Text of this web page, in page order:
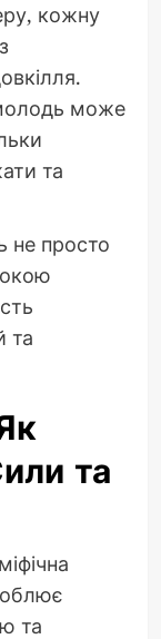
кожну
може
та
не просто
та
та
та